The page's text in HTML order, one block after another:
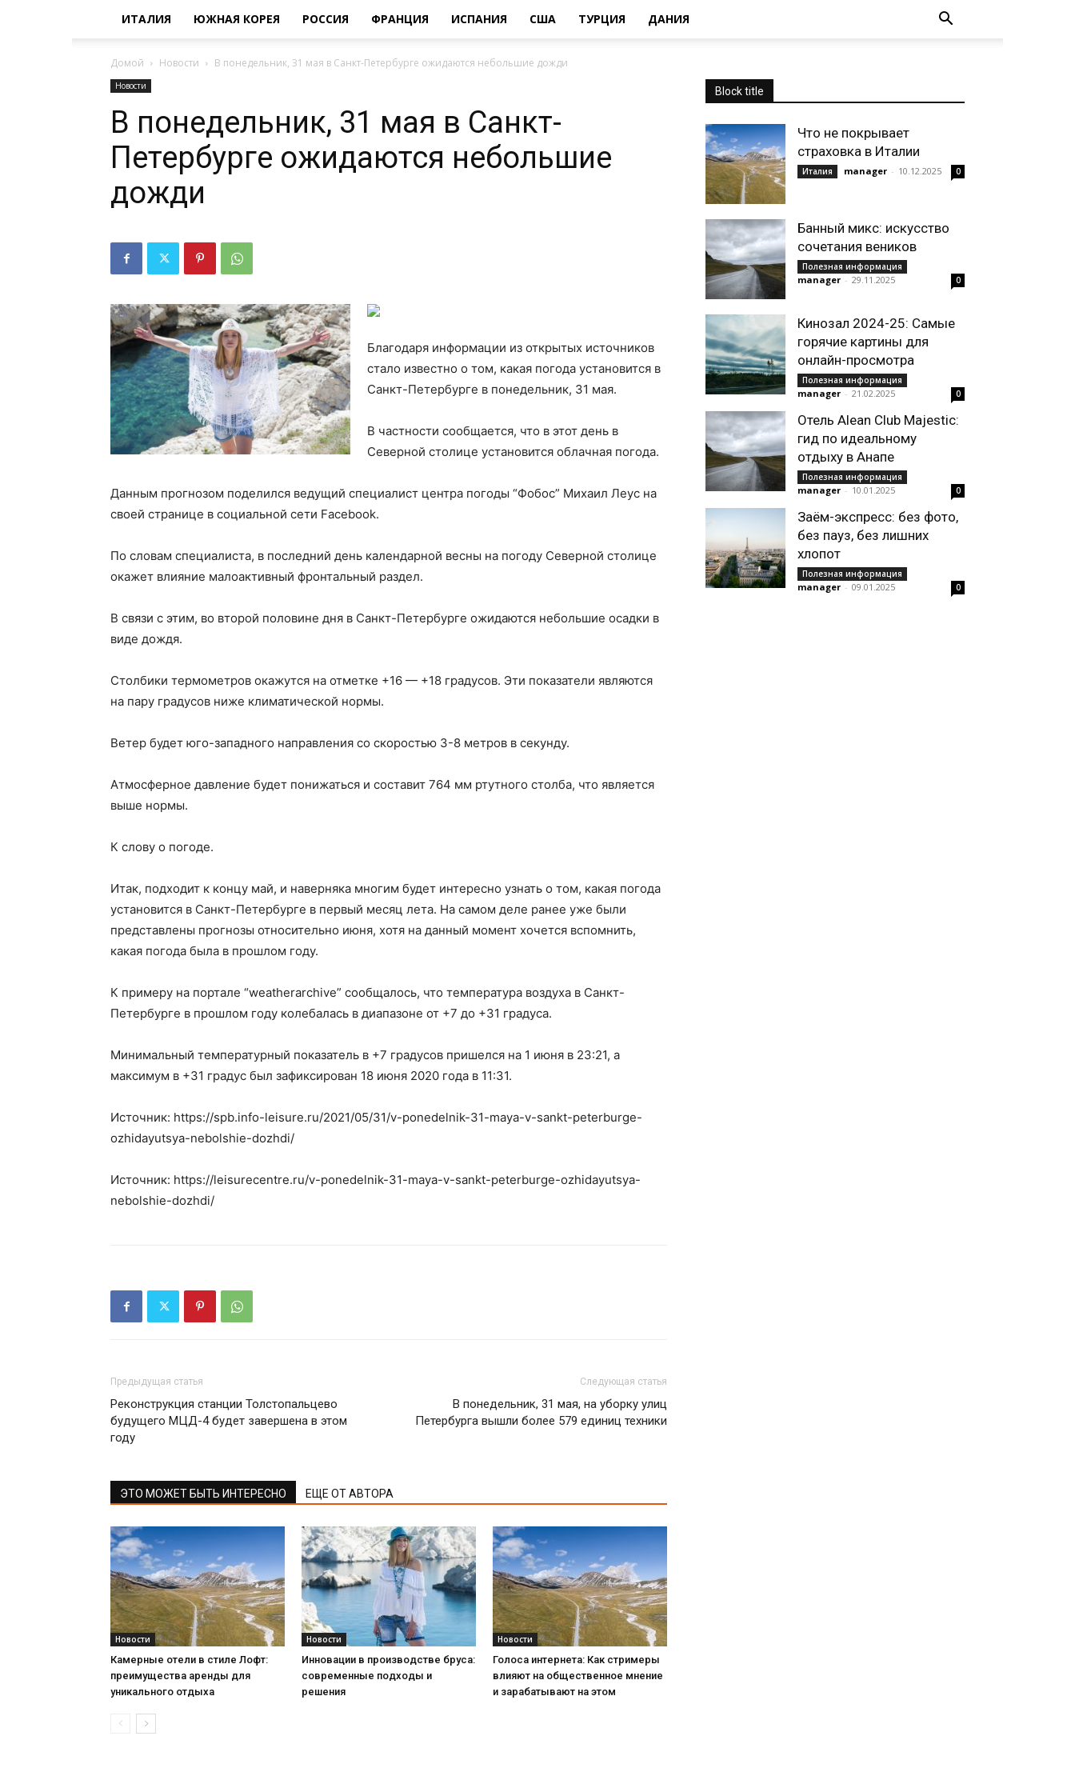
ИТАЛИЯ ЮЖНАЯ КОРЕЯ РОССИЯ ФРАНЦИЯ ИСПАНИЯ США ТУРЦИЯ ДАНИЯ
Домой Новости В понедельник, 31 мая в Санкт-Петербурге ожидаются небольшие дожди
Новости
В понедельник, 31 мая в Санкт-
Петербурге ожидаются небольшие
дожди
Благодаря информации из открытых источников
стало известно о том, какая погода установится в
Санкт-Петербурге в понедельник, 31 мая.
В частности сообщается, что в этот день в
Северной столице установится облачная погода.
Данным прогнозом поделился ведущий специалист центра погоды “Фобос” Михаил Леус на
своей странице в социальной сети Facebook.
По словам специалиста, в последний день календарной весны на погоду Северной столице
окажет влияние малоактивный фронтальный раздел.
В связи с этим, во второй половине дня в Санкт-Петербурге ожидаются небольшие осадки в
виде дождя.
Столбики термометров окажутся на отметке +16 — +18 градусов. Эти показатели являются
на пару градусов ниже климатической нормы.
Ветер будет юго-западного направления со скоростью 3-8 метров в секунду.
Атмосферное давление будет понижаться и составит 764 мм ртутного столба, что является
выше нормы.
К слову о погоде.
Итак, подходит к концу май, и наверняка многим будет интересно узнать о том, какая погода
установится в Санкт-Петербурге в первый месяц лета. На самом деле ранее уже были
представлены прогнозы относительно июня, хотя на данный момент хочется вспомнить,
какая погода была в прошлом году.
К примеру на портале “weatherarchive” сообщалось, что температура воздуха в Санкт-
Петербурге в прошлом году колебалась в диапазоне от +7 до +31 градуса.
Минимальный температурный показатель в +7 градусов пришелся на 1 июня в 23:21, а
максимум в +31 градус был зафиксирован 18 июня 2020 года в 11:31.
Источник: https://spb.info-leisure.ru/2021/05/31/v-ponedelnik-31-maya-v-sankt-peterburge-
ozhidayutsya-nebolshie-dozhdi/
Источник: https://leisurecentre.ru/v-ponedelnik-31-maya-v-sankt-peterburge-ozhidayutsya-
nebolshie-dozhdi/
Предыдущая статья
Реконструкция станции Толстопальцево
будущего МЦД-4 будет завершена в этом
году
Следующая статья
В понедельник, 31 мая, на уборку улиц
Петербурга вышли более 579 единиц техники
ЭТО МОЖЕТ БЫТЬ ИНТЕРЕСНО ЕЩЕ ОТ АВТОРА
Новости
Камерные отели в стиле Лофт:
преимущества аренды для
уникального отдыха
Новости
Инновации в производстве бруса:
современные подходы и
решения
Новости
Голоса интернета: Как стримеры
влияют на общественное мнение
и зарабатывают на этом
Block title
Что не покрывает
страховка в Италии
Италия manager - 10.12.2025 0
Банный микс: искусство
сочетания веников
Полезная информация
manager - 29.11.2025 0
Кинозал 2024-25: Самые
горячие картины для
онлайн-просмотра
Полезная информация
manager - 21.02.2025 0
Отель Alean Club Majestic:
гид по идеальному
отдыху в Анапе
Полезная информация
manager - 10.01.2025 0
Заём-экспресс: без фото,
без пауз, без лишних
хлопот
Полезная информация
manager - 09.01.2025 0